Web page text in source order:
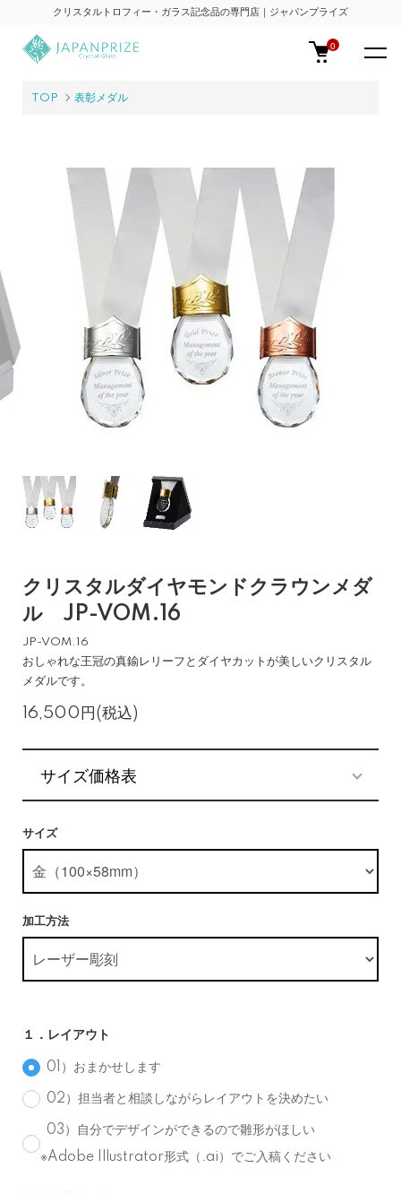
クリスタルトロフィー・ガラス記念品の専門店｜ジャパンプライズ
0
TOP 表彰メダル
クリスタルダイヤモンドクラウンメダ
ル JP-VOM.16
JP-VOM.16
おしゃれな王冠の真鍮レリーフとダイヤカットが美しいクリスタル
メダルです。
16,500円(税込)
サイズ価格表
サイズ
加工方法
１．レイアウト
01）おまかせします
02）担当者と相談しながらレイアウトを決めたい
03）自分でデザインができるので雛形がほしい
※Adobe Illustrator形式（.ai）でご入稿ください